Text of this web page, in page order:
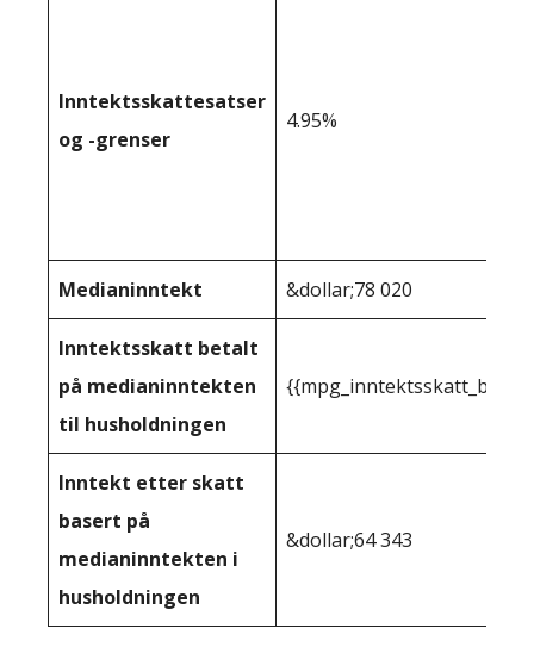
Inntektsskattesatser
og -grenser
4.95%
Medianinntekt &dollar;78 020
Inntektsskatt betalt
på medianinntekten
til husholdningen
Inntekt etter skatt
basert på
medianinntekten i
husholdningen
&dollar;64 343